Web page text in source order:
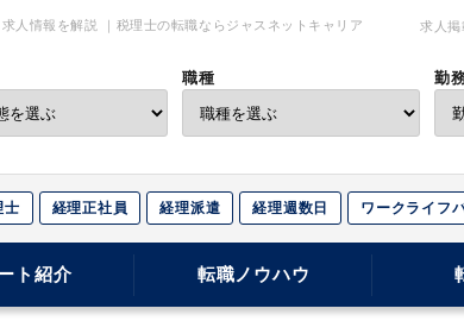
人情報を解説 ｜税理士の転職ならジャスネットキャリア 求人掲
職種 勤
士 経理正社員 経理派遣 経理週数日 ワークライフ
ト紹介 転職ノウハウ